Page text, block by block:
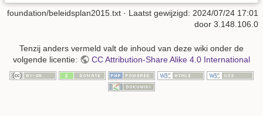
foundation/beleidsplan2015.txt · Laatst gewijzigd: 2024/07/24 17:01
door 3.148.106.0
Tenzij anders vermeld valt de inhoud van deze wiki onder de
volgende licentie:
CC Attribution-Share Alike 4.0 International